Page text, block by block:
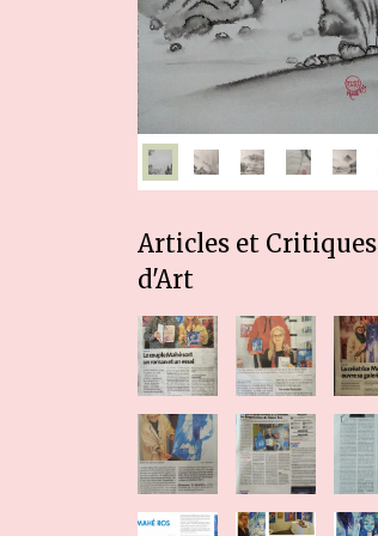
Articles et Critiques
d'Art